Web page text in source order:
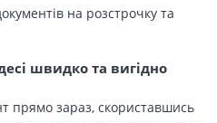
на розстрочку та
швидко та вигідно
прямо зараз, скориставшись